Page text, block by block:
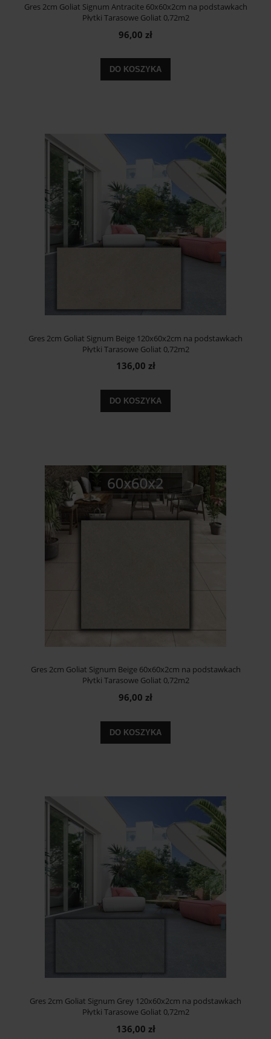
Gres 2cm Goliat Signum Antracite 60x60x2cm na podstawkach
Płytki Tarasowe Goliat 0,72m2
96,00 zł
DO KOSZYKA
Gres 2cm Goliat Signum Beige 120x60x2cm na podstawkach
Płytki Tarasowe Goliat 0,72m2
136,00 zł
DO KOSZYKA
Gres 2cm Goliat Signum Beige 60x60x2cm na podstawkach
Płytki Tarasowe Goliat 0,72m2
96,00 zł
DO KOSZYKA
Gres 2cm Goliat Signum Grey 120x60x2cm na podstawkach
Płytki Tarasowe Goliat 0,72m2
136,00 zł